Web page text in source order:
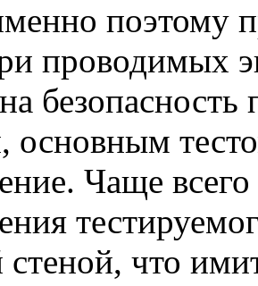
поэтому
проводимых
безопасность
основным
Чаще всего
стеной, что